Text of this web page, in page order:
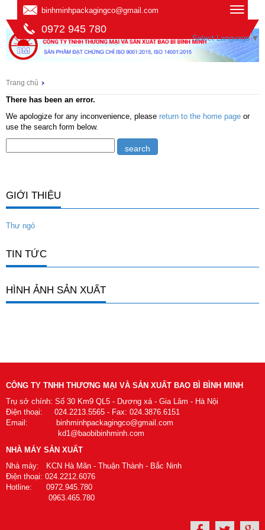
binhminhpackagingco@gmail.com
0972 945 780
Select Language ▼
Trang chủ
There has been an error.
We apologize for any inconvenience, please return to the home page or
use the search form below.
GIỚI THIỆU
Thư ngỏ
TIN TỨC
HÌNH ẢNH SẢN XUẤT
CÔNG TY TNHH THƯƠNG MẠI VÀ SẢN XUẤT BAO BÌ BÌNH MINH
Trụ sở chính: Số 30 Km9 QL5 - Dương xá - Gia Lâm - Hà Nội
Điện thoại: 024.2213.5565 - Fax: 024.3876.6151
Email: binhminhpackagingco@gmail.com
kd1@baobibinhminh.com
NHÀ MÁY SẢN XUẤT
Nhà máy: KCN Hà Mãn - Thuận Thành - Bắc Ninh
Điện thoại: 024.2212.6076
Hotline: 0972.945.780
0963.465.780